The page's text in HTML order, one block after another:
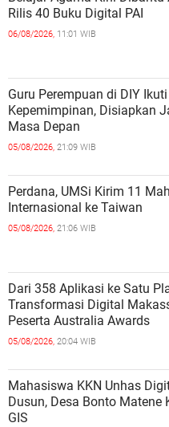
Rilis 40 Buku Digital PAI
06/08/2026, 11:01 WIB
Guru Perempuan di DIY
Kepemimpinan, Disiapkan
Masa Depan
05/08/2026, 21:09 WIB
Perdana, UMSi Kirim 11
Internasional ke Taiwan
05/08/2026, 21:06 WIB
Dari 358 Aplikasi ke Satu
Transformasi Digital
Peserta Australia Awards
05/08/2026, 20:04 WIB
Mahasiswa KKN Unhas
Dusun, Desa Bonto Matene
GIS